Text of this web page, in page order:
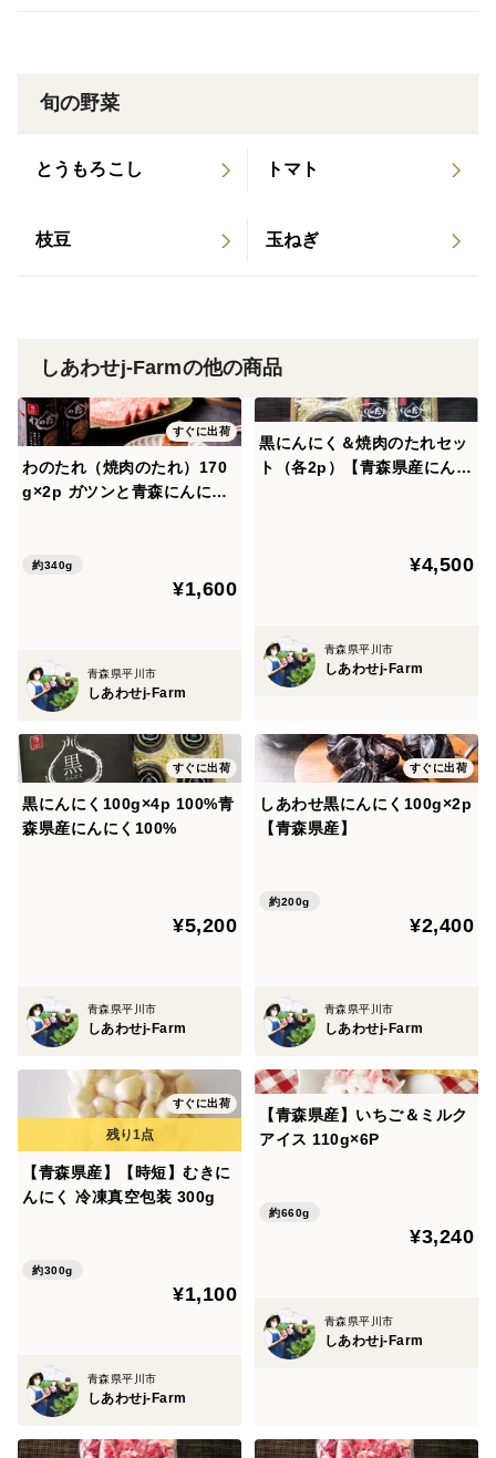
旬の野菜
とうもろこし トマト
枝豆 玉ねぎ
しあわせj-Farmの他の商品
すぐに出荷
わのたれ（焼肉のたれ）170
g×2p ガツンと青森にんにく
約340g
¥1,600
青森県平川市
しあわせj-Farm
黒にんにく＆焼肉のたれセッ
ト（各2p）【青森県産にんに
¥4,500
青森県平川市
しあわせj-Farm
すぐに出荷
黒にんにく100g×4p 100%青
森県産にんにく100%
¥5,200
青森県平川市
しあわせj-Farm
すぐに出荷
しあわせ黒にんにく100g×2p
【青森県産】
約200g
¥2,400
青森県平川市
しあわせj-Farm
すぐに出荷
【青森県産】【時短】むきに
んにく 冷凍真空包装 300g
約300g
¥1,100
青森県平川市
しあわせj-Farm
【青森県産】いちご＆ミルク
アイス 110g×6P
約660g
¥3,240
青森県平川市
しあわせj-Farm